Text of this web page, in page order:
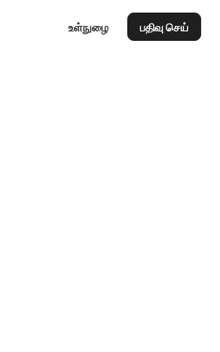
உள்நுழை பதிவு செய்